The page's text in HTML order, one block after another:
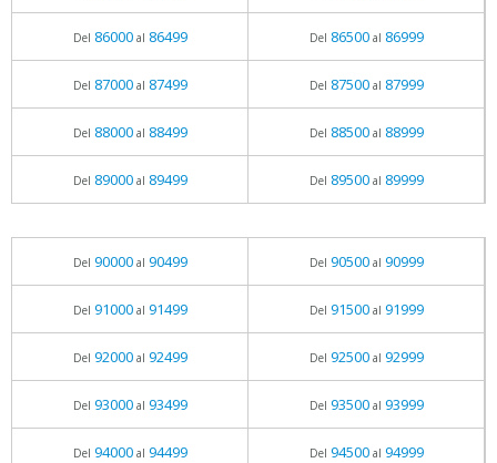
Del 86000al 86499 Del 86500al 86999
Del 87000al 87499 Del 87500al 87999
Del 88000al 88499 Del 88500al 88999
Del 89000al 89499 Del 89500al 89999
Del 90000al 90499 Del 90500al 90999
Del 91000al 91499 Del 91500al 91999
Del 92000al 92499 Del 92500al 92999
Del 93000al 93499 Del 93500al 93999
Del 94000al 94499 Del 94500al 94999